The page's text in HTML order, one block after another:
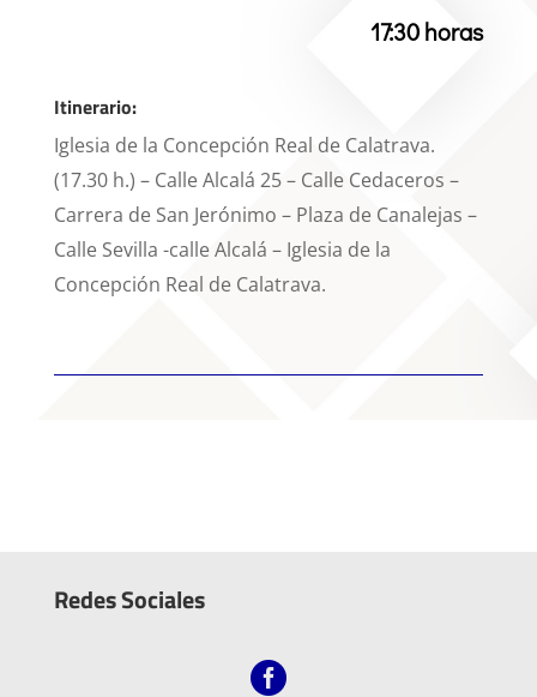
17:30 horas
Itinerario:
Iglesia de la Concepción Real de Calatrava.
(17.30 h.) – Calle Alcalá 25 – Calle Cedaceros –
Carrera de San Jerónimo – Plaza de Canalejas –
Calle Sevilla -calle Alcalá – Iglesia de la
Concepción Real de Calatrava.
Redes Sociales
